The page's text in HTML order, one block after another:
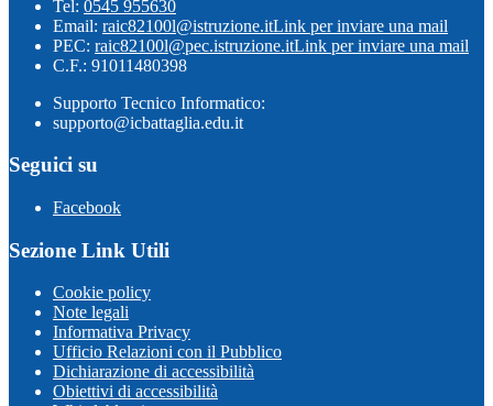
Tel: 0545 955630
Email: raic82100l@istruzione.itLink per inviare una mail
PEC: raic82100l@pec.istruzione.itLink per inviare una mail
C.F.: 91011480398
Supporto Tecnico Informatico:
supporto@icbattaglia.edu.it
Seguici su
Facebook
Sezione Link Utili
Cookie policy
Note legali
Informativa Privacy
Ufficio Relazioni con il Pubblico
Dichiarazione di accessibilità
Obiettivi di accessibilità